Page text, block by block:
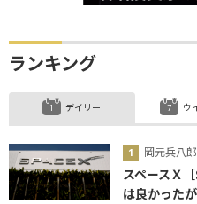
ランキング
デイリー
岡元兵八
スペースＸ
は良かった
ウ